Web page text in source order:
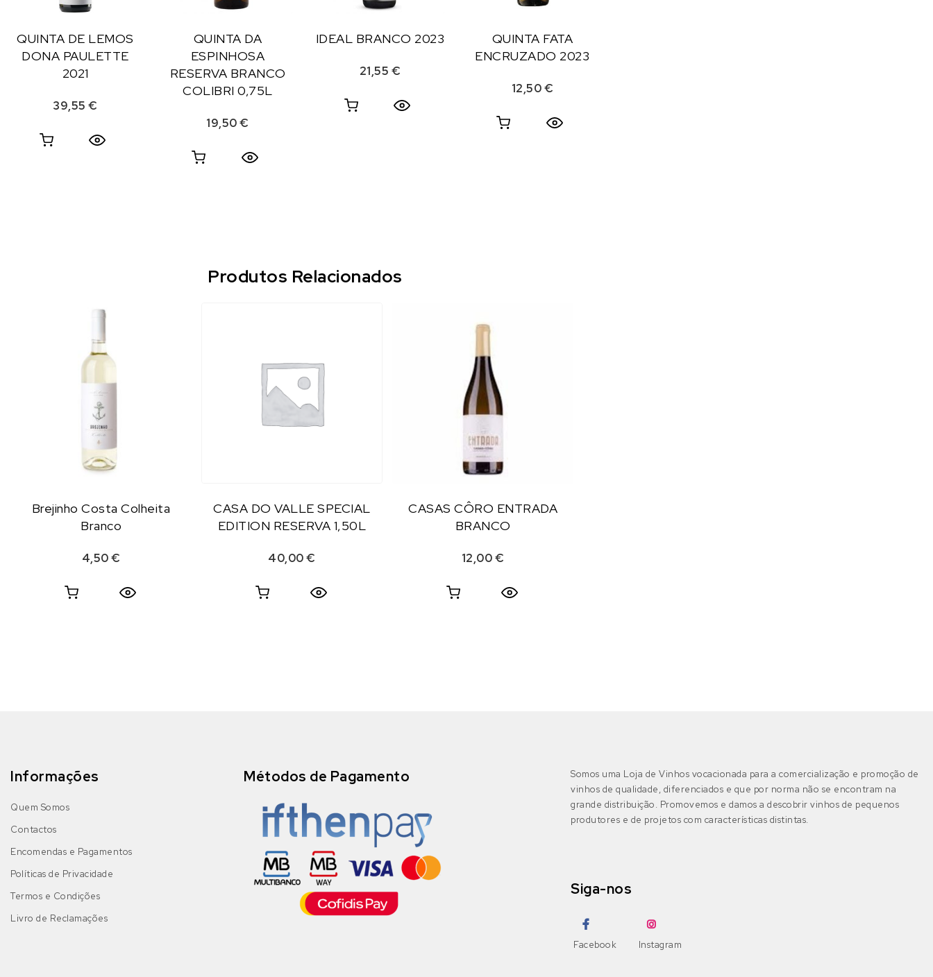
QUINTA DE LEMOS
DONA PAULETTE
2021
39,55€
QUINTA DA
ESPINHOSA
RESERVA BRANCO
COLIBRI 0,75L
19,50€
IDEAL BRANCO 2023
21,55 €
QUINTA FATA
ENCRUZADO 2023
12,50€
Produtos Relacionados
Brejinho Costa Colheita
Branco
4,50€
CASA DO VALLE SPECIAL
EDITION RESERVA 1,50L
40,00€
CASAS CÔRO ENTRADA
BRANCO
12,00€
Informações
Quem Somos
Contactos
Encomendas e Pagamentos
Políticas de Privacidade
Termos e Condições
Livro de Reclamações
Métodos de Pagamento
Somos uma Loja de Vinhos vocacionada para a comercialização e promoção de
vinhos de qualidade, diferenciados e que por norma não se encontram na
grande distribuição. Promovemos e damos a descobrir vinhos de pequenos
produtores e de projetos com características distintas.
Siga-nos
Facebook Instagram